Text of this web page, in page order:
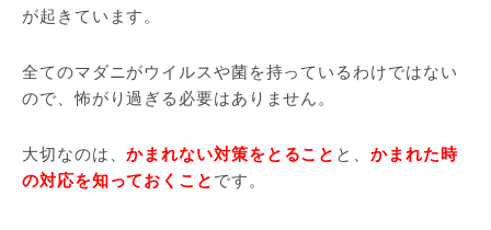
が起きています。
全てのマダニがウイルスや菌を持っているわけではない
ので、怖がり過ぎる必要はありません。
大切なのは、かまれない対策をとること と、かまれた時
の対応を知っておくこと です。